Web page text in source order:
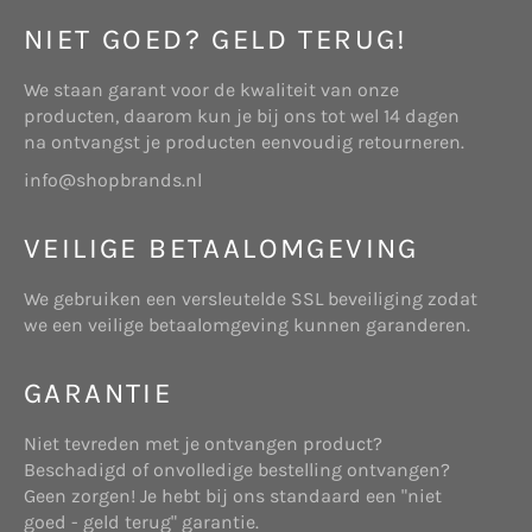
ARTIKEL 1 – DEFINITIES
In deze bemiddelingsvoorwaarden wordt verstaan
Website: beschikbaar gestelde platform
bereikbaar via www.tuzo.nl, daaronder mede
Websitehouder: de onderneming Start Online
die gevestigd is aan Telderslaan 23 te Utrecht,
gegevens die voor de desbetreffende situatie
relevant zijn. Dit maakt het mogelijk uw vragen te
verwerken en uw verzoeken te beantwoorden. De
gegevens worden opgeslagen op eigen beveiligde
servers van www. shopbrands.nlof die van een
combineren met andere persoonlijke gegevens
Cookies
Wij verzamelen gegevens voor onderzoek om zo
een beter inzicht te krijgen in onze klanten, zodat
wij onze diensten hierop kunnen afstemmen.
Deze website maakt gebruik van “cookies”
geplaatst) om de website te helpen analyseren
hoe gebruikers de site gebruiken. De door het
cookie gegenereerde informatie over uw gebruik
van de website kan worden overgebracht naar
NIET GOED? GELD TERUG!
We staan garant voor de kwaliteit van onze
producten, daarom kun je bij ons tot wel 14 dagen
na ontvangst je producten eenvoudig retourneren.
info@shopbrands.nl
VEILIGE BETAALOMGEVING
We gebruiken een versleutelde SSL beveiliging zodat
we een veilige betaalomgeving kunnen garanderen.
GARANTIE
Niet tevreden met je ontvangen product?
Beschadigd of onvolledige bestelling ontvangen?
Geen zorgen! Je hebt bij ons standaard een "niet
goed - geld terug" garantie.